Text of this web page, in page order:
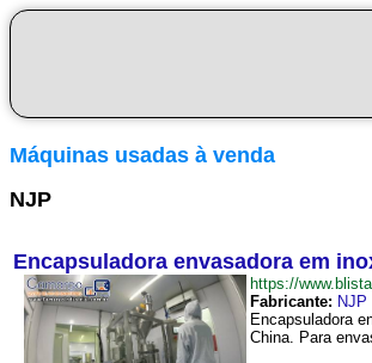
Máquinas usadas à venda
NJP
Encapsuladora envasadora em
https://
Fabricante: NJP
Encapsuladora
China. Para